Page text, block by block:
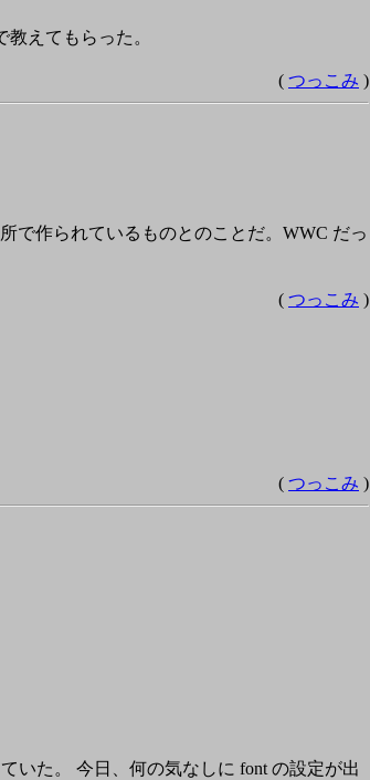
えてもらった。
( つっこみ )
で作られているものとのことだ。WWC だっ
( つっこみ )
( つっこみ )
いた。 今日、何の気なしに font の設定が出